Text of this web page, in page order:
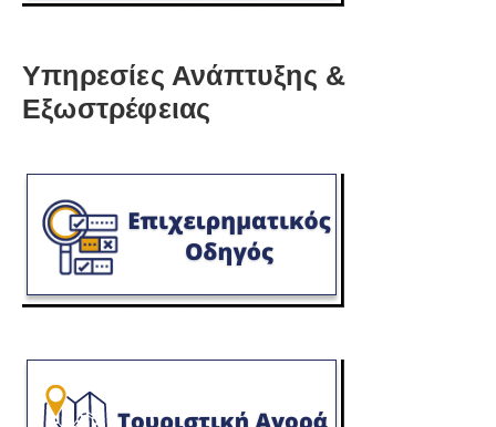
Υπηρεσίες Ανάπτυξης &
Εξωστρέφειας